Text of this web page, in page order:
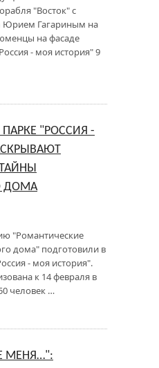
"Восток" с
Юрием Гагариным на
на фасаде
- моя история" 9
"РОССИЯ -
ДОМА
"Романтические
дома" подготовили в
- моя история".
к 14 февраля в
человек …
МЕНЯ…":